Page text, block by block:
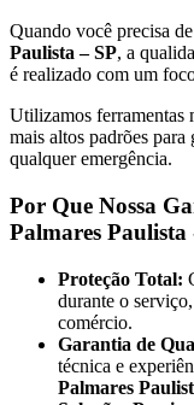
Quando você precisa
Paulista – SP, a
é realizado com um
Utilizamos ferramentas
mais altos padrões para
qualquer emergência.
Por Que Nossa
Palmares Paulista
Proteção Total:
durante o
comércio.
Garantia de
técnica e
Palmares